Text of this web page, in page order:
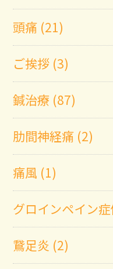
頭痛 (21)
ご挨拶 (3)
鍼治療 (87)
肋間神経痛 (2)
痛風 (1)
グロインペイン
鵞足炎 (2)